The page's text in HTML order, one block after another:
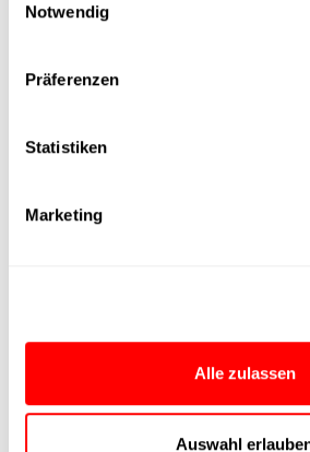
Notwendig
Präferenzen
Statistiken
Marketing
Alle zulassen
Auswahl
Produktgruppe
max. Vorschubkraft Fx